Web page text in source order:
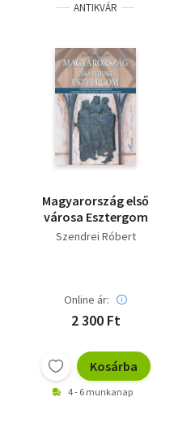
ANTIKVÁR
Magyarország első
városa Esztergom
Szendrei Róbert
Online ár:
2 300 Ft
Kosárba
4 - 6 munkanap